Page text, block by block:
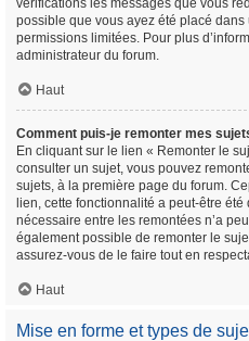
vérifications les messages que vous
possible que vous ayez été placé dans
permissions limitées. Pour plus
administrateur du forum.
Haut
Comment puis-je remonter mes
En cliquant sur le lien « Remonter le
consulter un sujet, vous pouvez
sujets, à la première page du forum.
lien, cette fonctionnalité a peut-être été
nécessaire entre les remontées n’a
également possible de remonter le
assurez-vous de le faire tout en
Haut
Mise en forme et types de